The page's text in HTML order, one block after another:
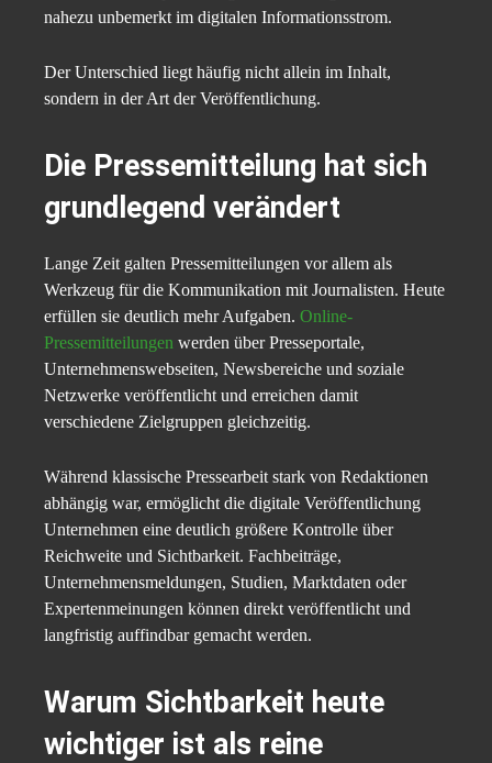
nahezu unbemerkt im digitalen Informationsstrom.
Der Unterschied liegt häufig nicht allein im Inhalt,
sondern in der Art der Veröffentlichung.
Die Pressemitteilung hat sich
grundlegend verändert
Lange Zeit galten Pressemitteilungen vor allem als
Werkzeug für die Kommunikation mit Journalisten. Heute
erfüllen sie deutlich mehr Aufgaben. Online-
Pressemitteilungen werden über Presseportale,
Unternehmenswebseiten, Newsbereiche und soziale
Netzwerke veröffentlicht und erreichen damit
verschiedene Zielgruppen gleichzeitig.
Während klassische Pressearbeit stark von Redaktionen
abhängig war, ermöglicht die digitale Veröffentlichung
Unternehmen eine deutlich größere Kontrolle über
Reichweite und Sichtbarkeit. Fachbeiträge,
Unternehmensmeldungen, Studien, Marktdaten oder
Expertenmeinungen können direkt veröffentlicht und
langfristig auffindbar gemacht werden.
Warum Sichtbarkeit heute
wichtiger ist als reine